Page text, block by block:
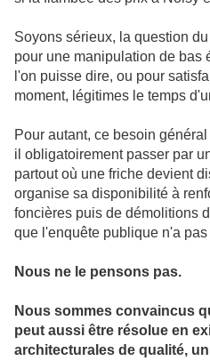
Soyons sérieux, la question
pour une manipulation de bas
l'on puisse dire, ou pour
moment, légitimes le temps
Pour autant, ce besoin
il obligatoirement passer par
partout où une friche devient
organise sa disponibilité à
foncières puis de démolitions
que l'enquête publique n'a
Nous ne le pensons pas.
Nous sommes convaincus
peut aussi être résolue en
architecturales de qualité,